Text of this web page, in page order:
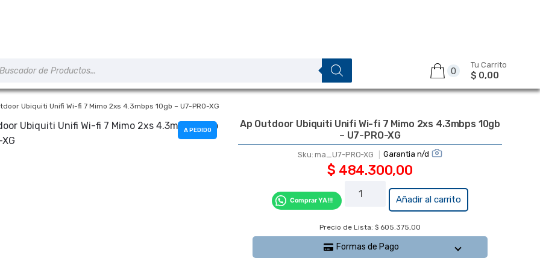
0
Tu Carrito
$ 0,00
Ubiquiti Unifi Wi-fi 7 Mimo 2xs 4.3mbps 10gb – U7-PRO-XG
A PEDIDO
Ap Outdoor Ubiquiti Unifi Wi-fi 7 Mimo 2xs 4.3mbps 10gb
– U7-PRO-XG
Sku:ma_U7-PRO-XG Garantia n/d
$ 484.300,00
Comprar YA!!!
Ap
Unifi Wi-
fi 7 Mimo
Añadir al carrito
Precio de Lista: $ 605.375,00
Formas de Pago